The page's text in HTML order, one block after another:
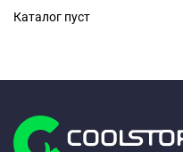
Каталог пуст